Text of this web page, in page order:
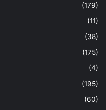
(179)
(11)
(38)
(175)
(4)
(195)
(60)